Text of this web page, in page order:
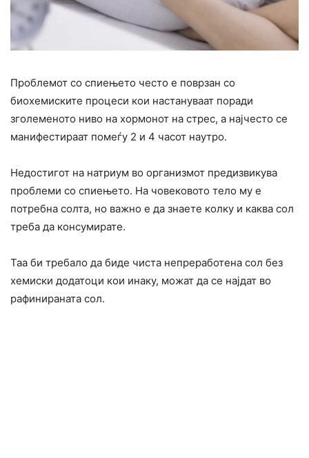
Проблемот со спиењето често е поврзан со
биохемиските процеси кои настануваат поради
зголеменото ниво на хормонот на cтрес, а најчесто се
манифестираат помеѓу 2 и 4 часот наутро.
Недостигот на натриум во организмот предизвикува
проблеми со спиењето. На човековото тело му е
потребна солта, но важно е да знаете колку и каква сол
треба да консумирате.
Таа би требало да биде чиста непреработена сол без
хемиски додатоци кои инаку, можат да се најдат во
рафинираната сол.